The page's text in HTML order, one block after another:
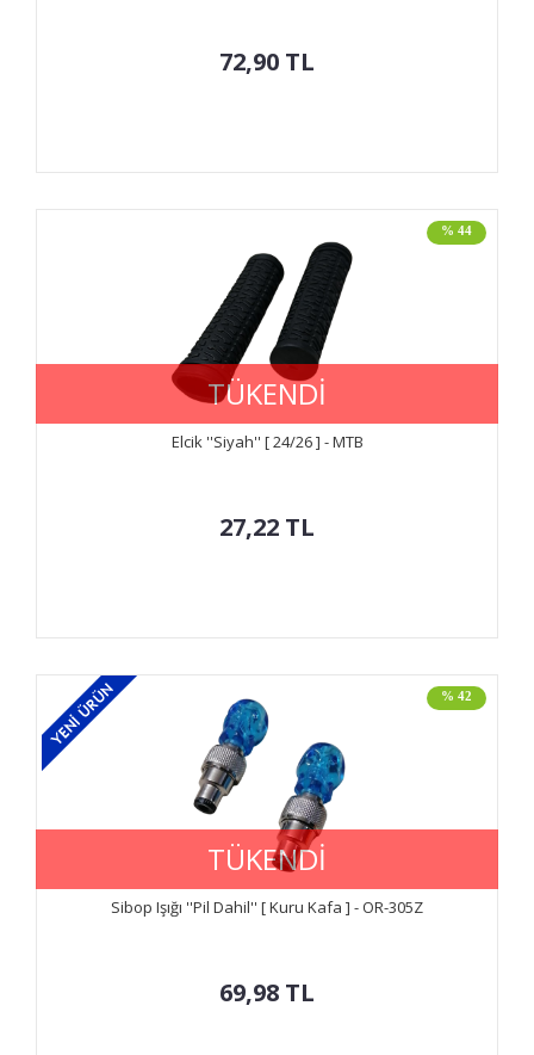
72,90 TL
% 44
TÜKENDİ
Elcik ''Siyah'' [ 24/26 ] - MTB
27,22 TL
% 42
TÜKENDİ
Sibop Işığı ''Pil Dahil'' [ Kuru Kafa ] - OR-305Z
69,98 TL